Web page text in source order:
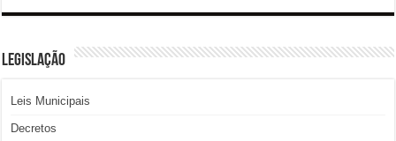
LEGISLAÇÃO
Leis Municipais
Decretos